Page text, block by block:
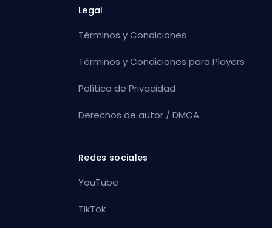
Legal
Términos y Condiciones
Términos y Condiciones para Players
Política de Privacidad
Derechos de autor / DMCA
Redes sociales
YouTube
TikTok